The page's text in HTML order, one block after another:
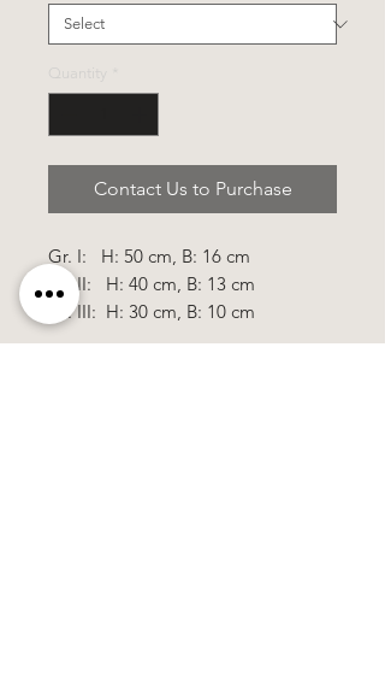
Quantity
Contact Us to Purchase
Gr. I: H: 50 cm, B: 16 cm
Gr. II: H: 40 cm, B: 13 cm
Gr. III: H: 30 cm, B: 10 cm